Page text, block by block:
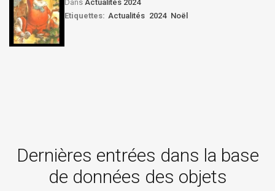
Dans Actualités 2024
Etiquettes: Actualités 2024 Noël
Dernières entrées dans la base
de données des objets